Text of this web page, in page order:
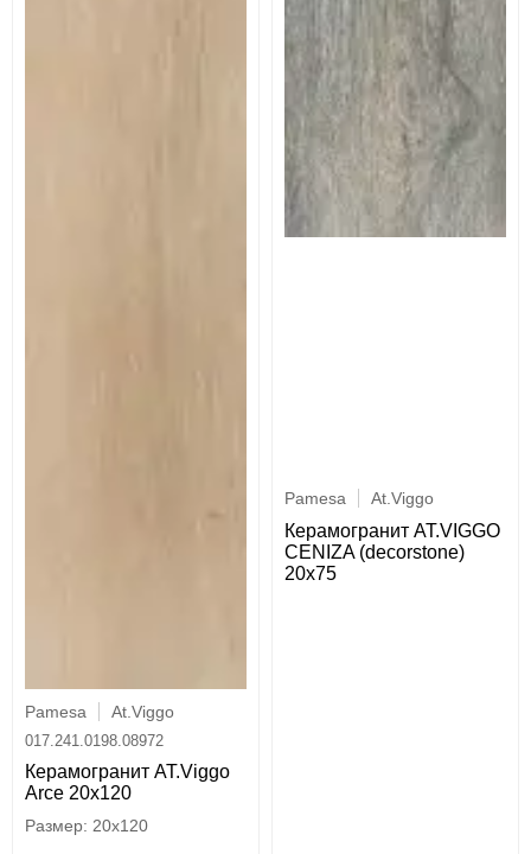
Pamesa At.Viggo
017.241.0198.08972
Керамогранит AT.Viggo
Arce 20x120
20x120
Pamesa At.Viggo
Керамогранит AT.VIGGO
CENIZA (decorstone)
20x75